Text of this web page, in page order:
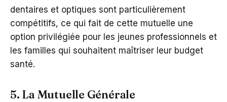
dentaires et optiques sont particulièrement
compétitifs, ce qui fait de cette mutuelle une
option privilégiée pour les jeunes professionnels et
les familles qui souhaitent maîtriser leur budget
santé.
5. La Mutuelle Générale